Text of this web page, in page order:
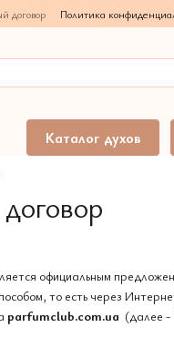
договор Политика
Каталог духов
официальным
то есть через
parfumclub.com.ua (далее